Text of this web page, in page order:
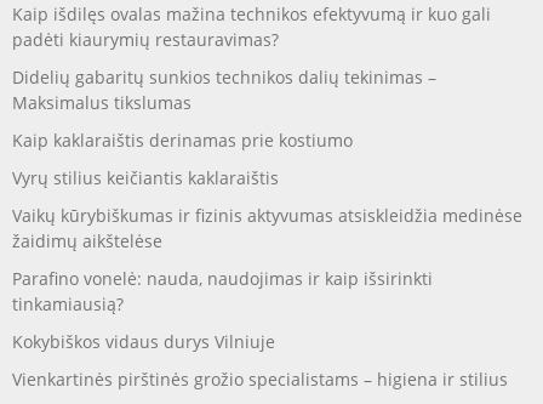
Kaip išdilęs ovalas mažina technikos efektyvumą ir kuo gali
padėti kiaurymių restauravimas?
Didelių gabaritų sunkios technikos dalių tekinimas –
Maksimalus tikslumas
Kaip kaklaraištis derinamas prie kostiumo
Vyrų stilius keičiantis kaklaraištis
Vaikų kūrybiškumas ir fizinis aktyvumas atsiskleidžia medinėse
žaidimų aikštelėse
Parafino vonelė: nauda, naudojimas ir kaip išsirinkti
tinkamiausią?
Kokybiškos vidaus durys Vilniuje
Vienkartinės pirštinės grožio specialistams – higiena ir stilius